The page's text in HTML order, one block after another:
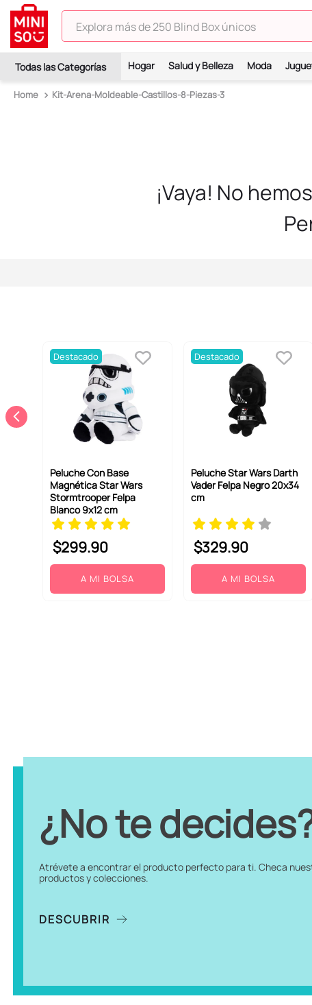
Explora más de 250 Blind Box únicos
Hogar Salud y Belleza Moda
Kit-Arena-Moldeable-Castillos-8-Piezas-3
¡Vaya! No
Destacado
Peluche Con Base
Magnética Star Wars
Stormtrooper Felpa
Blanco 9x12 cm
$299.90
A MI BOLSA
Destacado
Peluche Star Wars Darth
Vader Felpa Negro 20x34
cm
$329.90
A MI BOLSA
¿No te
Atrévete a encontrar el producto perfecto para ti. Checa
productos y colecciones.
DESCUBRIR
TÉRMINOS MÁS BUSCADOS
2.
spiderman